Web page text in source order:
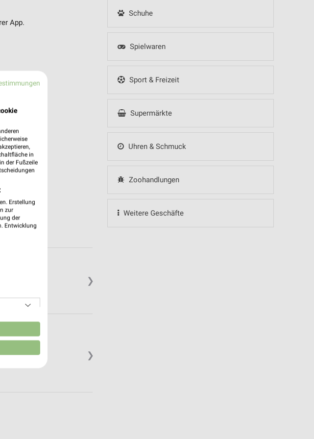
Schuhe
Spielwaren
Sport & Freizeit
Supermärkte
Uhren & Schmuck
Zoohandlungen
Weitere Geschäfte
App.
❯
❯
in
der Fußzeile
Erstellung
zur
der
Entwicklung